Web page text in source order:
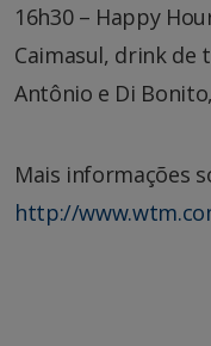
16h30 – Happy
Caimasul, drink de
Antônio e Di
Mais informações
http://